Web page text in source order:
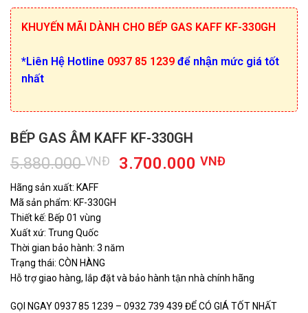
KHUYẾN MÃI DÀNH CHO BẾP GAS KAFF KF-330GH
*Liên Hệ Hotline 0937 85 1239 để nhận mức giá tốt
nhất
BẾP GAS ÂM KAFF KF-330GH
5.880.000VNĐ
Giá
3.700.000VNĐGiá
Hãng sản xuất: KAFF
Mã sản phẩm: KF-330GH
Thiết kế: Bếp 01 vùng
Xuất xứ: Trung Quốc
Thời gian bảo hành: 3 năm
Trạng thái: CÒN HÀNG
Hỗ trợ giao hàng, lắp đặt và bảo hành tận nhà chính hãng
GỌI NGAY 0937 85 1239 – 0932 739 439 ĐỂ CÓ GIÁ TỐT NHẤT